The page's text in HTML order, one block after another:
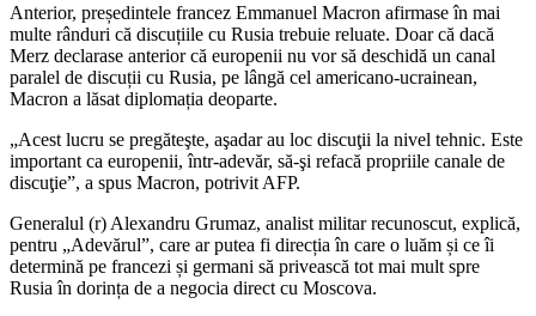
Anterior, președintele francez Emmanuel Macron afirmase în mai
multe rânduri că discuțiile cu Rusia trebuie reluate. Doar că dacă
Merz declarase anterior că europenii nu vor să deschidă un canal
paralel de discuții cu Rusia, pe lângă cel americano-ucrainean,
Macron a lăsat diplomația deoparte.
„Acest lucru se pregăteşte, aşadar au loc discuţii la nivel tehnic. Este
important ca europenii, într-adevăr, să-şi refacă propriile canale de
discuţie”, a spus Macron, potrivit AFP.
Generalul (r) Alexandru Grumaz, analist militar recunoscut, explică,
pentru „Adevărul”, care ar putea fi direcția în care o luăm și ce îi
determină pe francezi și germani să privească tot mai mult spre
Rusia în dorința de a negocia direct cu Moscova.